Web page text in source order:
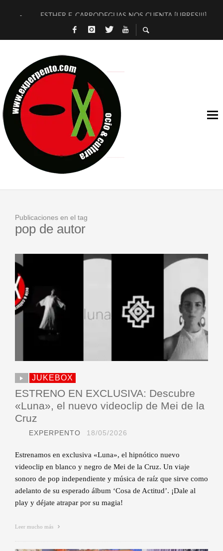
ESTHER F. CARRODEGUAS NOS CUENTA [LIBRES!!!]
[TERRA DE GUAPES] DE SANDRA MONFORT
TIMBRE 4, LA ESCUELA DEL DIRECTOR TEATRAL CLAUDIO
30 AÑOS (NO ES NADA) DE LA KATARSIS DEL TOMATAZO
MILITARES JUDÍAS EN #EXVITA
D’BALDOMEROS REINVENTAN [BITÁCORA 3.0] EN EXVITA
MARSHALL FLASH PRESENTA EN EXVITA [RELATIVA
JOFRE BARDAGÍ EN EXVITA INTERPRETANDO A SERRAT
Publicaciones en el tag
pop de autor
JUKEBOX
ESTRENO EN EXCLUSIVA: Descubre
«Luna», el nuevo videoclip de Mei de la
Cruz
EXPERPENTO 18/05/2026
Estrenamos en exclusiva «Luna», el hipnótico nuevo
videoclip en blanco y negro de Mei de la Cruz. Un viaje
sonoro de pop independiente y música de raíz que sirve como
adelanto de su esperado álbum ‘Cosa de Actitud’. ¡Dale al
play y déjate atrapar por su magia!
Leer mucho más